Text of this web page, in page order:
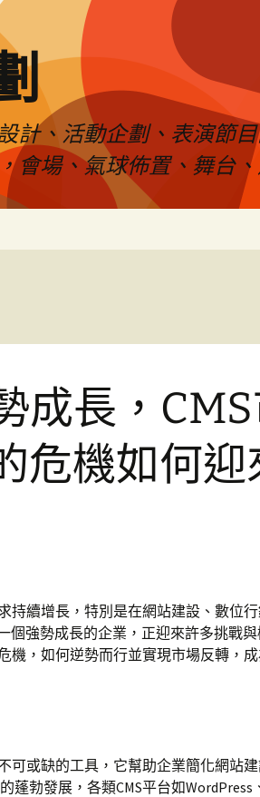
計、活動企劃、表演節
會場、氣球佈置、舞台
成長，
危機如何迎
持續增長，特別是在網站建設、數位
個強勢成長的企業，正迎來許多挑戰
機，如何逆勢而行並實現市場反轉，
可或缺的工具，它幫助企業簡化網站
勃發展，各類CMS平台如WordPress